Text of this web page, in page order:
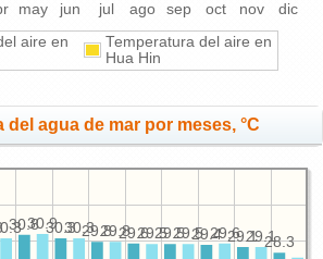
may jun jul ago sep oct nov dic
aire en
Temperatura del aire en
Hua Hin
del agua de mar por meses, °C
28.3
29.1
29.4
29.5
29.6
29.8
30.3
30.8
29.1
29.6
29.5
29.5
29.8
30.3
30.9